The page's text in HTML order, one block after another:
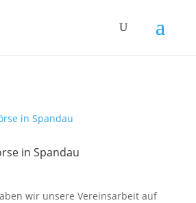
in Spandau
wir unsere Vereinsarbeit auf